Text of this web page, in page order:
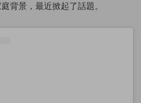
背景，最近掀起了話題。